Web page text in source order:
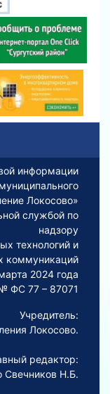
информации
Локосово»
службой по
надзору
технологий и
коммуникаций
2024 года
ФС 77 – 87071
Учредитель:
Локосово.
редактор:
Свечников Н.Б.